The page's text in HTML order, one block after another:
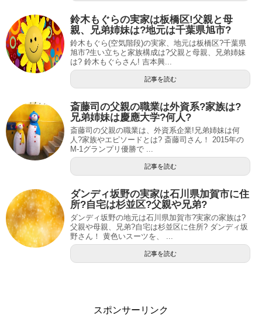
鈴木もぐらの実家は板橋区!父親と母
親、兄弟姉妹は?地元は千葉県旭市?
鈴木もぐら(空気階段)の実家、地元は板橋区?千葉県
旭市?生い立ちと家族構成は?父親と母親、兄弟姉妹
は? 鈴木もぐらさん! 吉本興...
記事を読む
斎藤司の父親の職業は外資系?家族は?
兄弟姉妹は慶應大学?何人?
斎藤司の父親の職業は、外資系企業!兄弟姉妹は何
人?家族やエピソードとは? 斎藤司さん！ 2015年の
M-1グランプリ優勝で ...
記事を読む
ダンディ坂野の実家は石川県加賀市に住
所?自宅は杉並区?父親や兄弟?
ダンディ坂野の地元は石川県加賀市?実家の家族は?
父親や母親、兄弟?自宅は杉並区に住所? ダンディ坂
野さん！ 黄色いスーツを、 ...
記事を読む
スポンサーリンク